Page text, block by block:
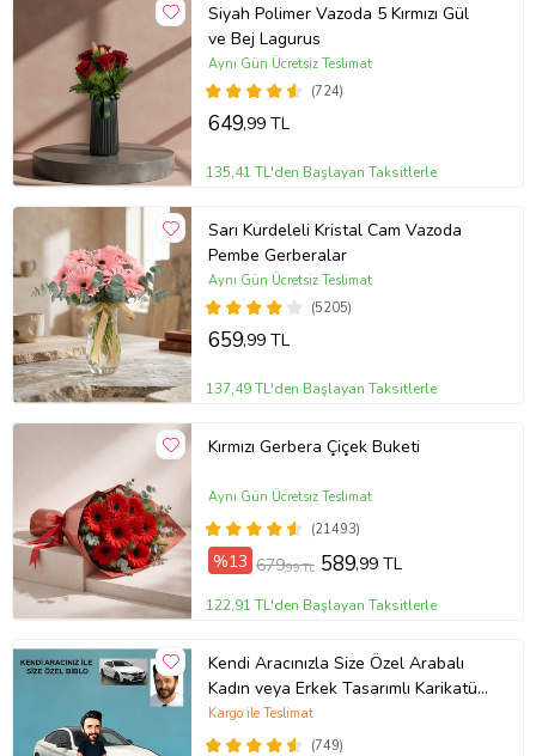
Siyah Polimer Vazoda 5 Kırmızı Gül
ve Bej Lagurus
(724)
Aynı Gün Ücretsiz Teslimat
649,99 TL
135,41 TL'den Başlayan Taksitlerle
Sarı Kurdeleli Kristal Cam Vazoda
Pembe Gerberalar
(5205)
Aynı Gün Ücretsiz Teslimat
659,99 TL
137,49 TL'den Başlayan Taksitlerle
Kırmızı Gerbera Çiçek Buketi
(21493)
Aynı Gün Ücretsiz Teslimat
%13 679,99 TL 589,99 TL
122,91 TL'den Başlayan Taksitlerle
Kendi Aracınızla Size Özel Arabalı
Kadın veya Erkek Tasarımlı Karikatür
Biblo , Babalar Günü Hediyesi,
Erkeğe Hediye, Rent A Car Hediyesi
(749)
Kargo ile Teslimat